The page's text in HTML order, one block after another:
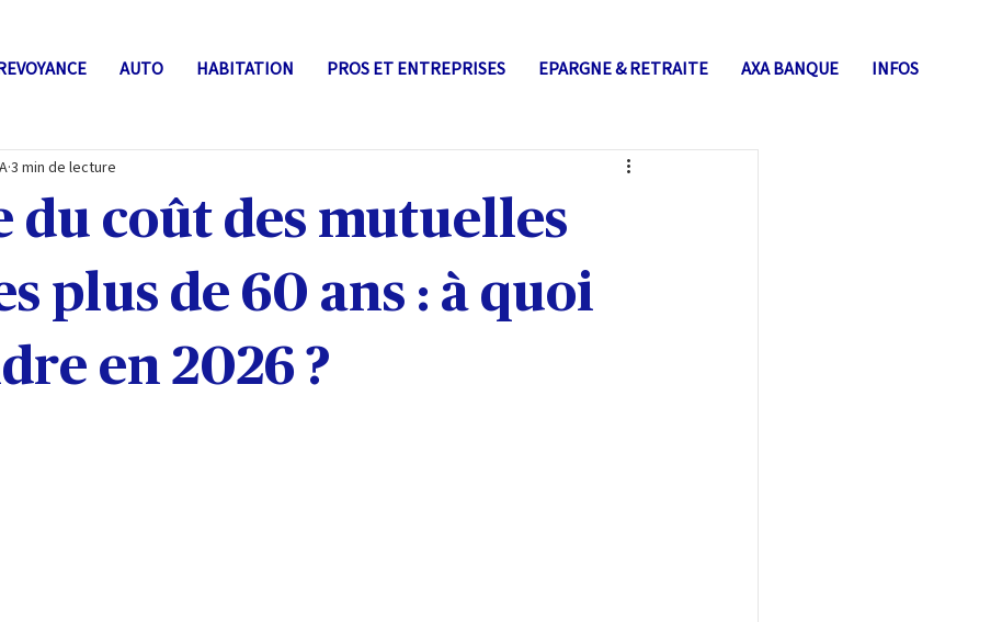
AUTO HABITATION PROS ET ENTREPRISES EPARGNE & RETRAITE AXA BANQUE INFOS
du coût des mutuelles
plus de 60 ans : à quoi
en 2026 ?
3 min de lecture